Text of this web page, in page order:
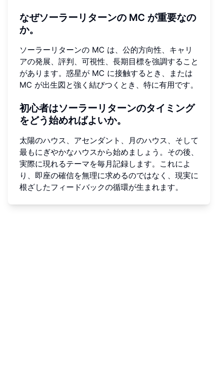
なぜソーラーリターンの MC が重要なの
か。
ソーラーリターンの MC は、公的方向性、キャリ
アの発展、評判、可視性、長期目標を強調すること
があります。惑星が MC に接触するとき、または
MC が出生図と強く結びつくとき、特に有用です。
初心者はソーラーリターンのタイミング
をどう始めればよいか。
太陽のハウス、アセンダント、月のハウス、そして
最もにぎやかなハウスから始めましょう。その後、
実際に現れるテーマを毎月記録します。これによ
り、即座の確信を無理に求めるのではなく、現実に
根ざしたフィードバックの循環が生まれます。